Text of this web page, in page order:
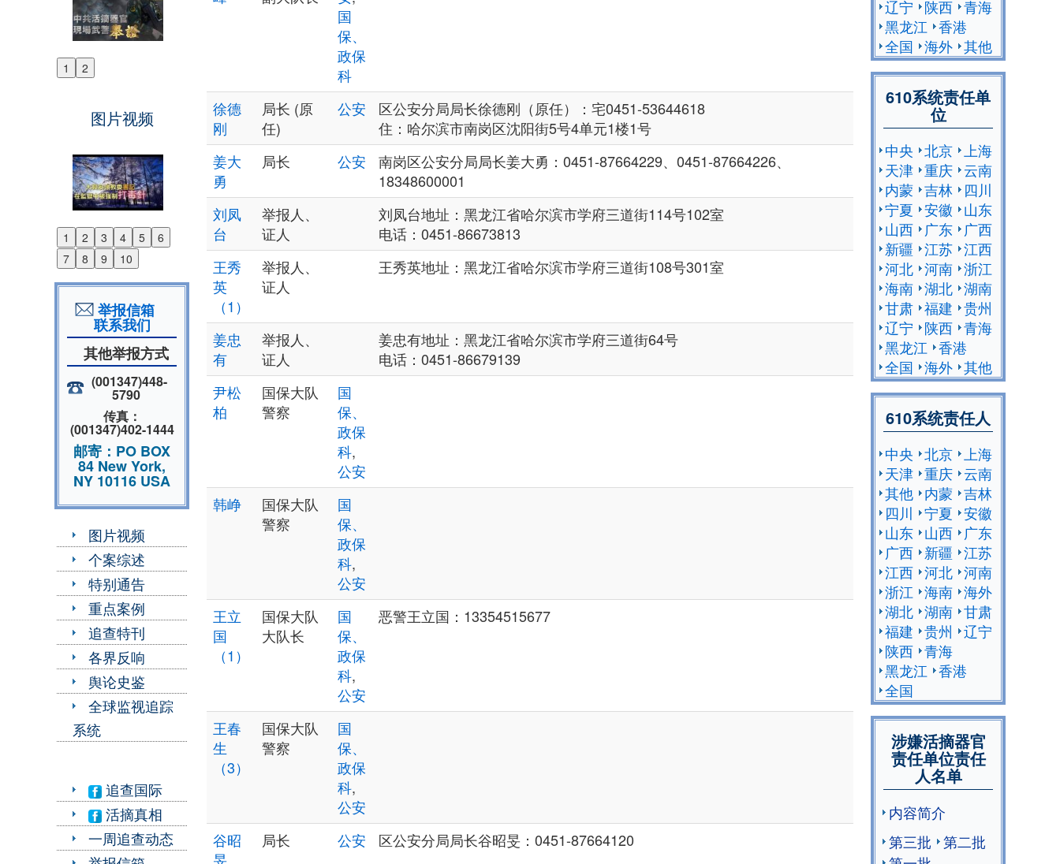
1 2
Previous
图片视频
1 2 3 4 5
6
7
8 9 10
Previous
Next
举报信箱
联系我们
其他举报方式
(001347)448-
5790
传真：
(001347)402-1444
邮寄：PO BOX
84 New York,
NY 10116 USA
图片视频
个案综述
特别通告
重点案例
追查特刊
各界反响
舆论史鉴
全球监视追踪
系统
追查国际
活摘真相
一周追查动态
国
保、
政保
科
徐德
刚
局长 (原
任)
公安
区公安分局局长徐德刚（原任）：宅0451-53644618
住：哈尔滨市南岗区沈阳街5号4单元1楼1号
姜大
勇
局长 公安
南岗区公安分局局长姜大勇：0451-87664229、0451-87664226、
18348600001
刘凤
台
举报人、
证人
刘凤台地址：黑龙江省哈尔滨市学府三道街114号102室
电话：0451-86673813
王秀
英
（1）
举报人、
证人
王秀英地址：黑龙江省哈尔滨市学府三道街108号301室
姜忠
有
举报人、
证人
姜忠有地址：黑龙江省哈尔滨市学府三道街64号
电话：0451-86679139
尹松
柏
国保大队
警察
国
保、
政保
科,
公安
韩峥
国保大队
警察
国
保、
政保
科,
公安
王立
国
（1）
国保大队
大队长
国
保、
政保
科,
公安
恶警王立国：13354515677
王春
生
（3）
国保大队
警察
国
保、
政保
科,
公安
谷昭
旻
局长 公安 区公安分局局长谷昭旻：0451-87664120
辽宁
陕西 青海
黑龙江 香港
全国 海外 其他
610系统责任单
位
中央 北京
上海
天津 重庆 云南
内蒙 吉林
四川
宁夏 安徽
山东
山西
广东
广西
新疆 江苏 江西
河北 河南 浙江
海南 湖北 湖南
甘肃 福建 贵州
辽宁
陕西 青海
黑龙江 香港
全国 海外 其他
610系统责任人
中央 北京
上海
天津 重庆 云南
其他 内蒙 吉林
四川
宁夏 安徽
山东 山西
广东
广西 新疆 江苏
江西 河北 河南
浙江 海南 海外
湖北 湖南 甘肃
福建 贵州
辽宁
陕西 青海
黑龙江 香港
全国
涉嫌活摘器官
责任单位责任
人名单
内容简介
第三批
第二批